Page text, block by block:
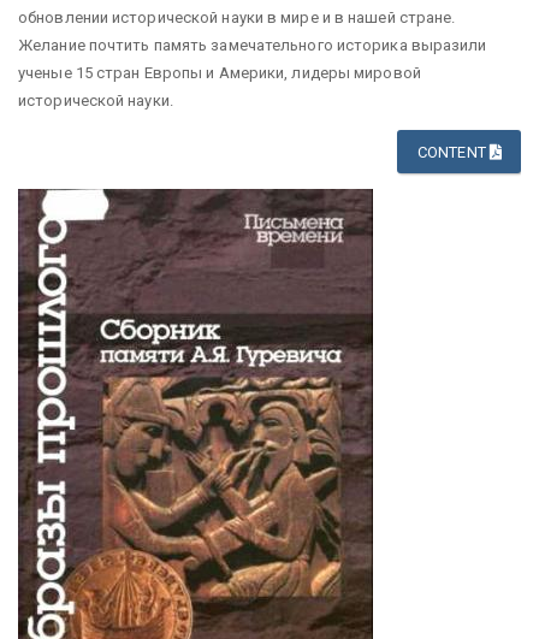
обновлении исторической науки в мире и в нашей стране.
Желание почтить память замечательного историка выразили
ученые 15 стран Европы и Америки, лидеры мировой
исторической науки.
CONTENT